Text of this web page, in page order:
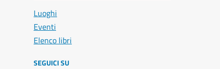
Luoghi
Eventi
Elenco libri
SEGUICI SU